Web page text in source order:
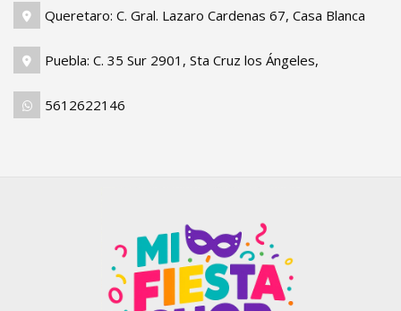
Queretaro: C. Gral. Lazaro Cardenas 67, Casa Blanca
Puebla: C. 35 Sur 2901, Sta Cruz los Ángeles,
5612622146